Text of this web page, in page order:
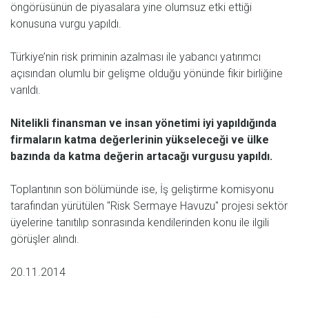
öngörüsünün de piyasalara yine olumsuz etki ettiği
konusuna vurgu yapıldı.
Türkiye’nin risk priminin azalması ile yabancı yatırımcı
açısından olumlu bir gelişme olduğu yönünde fikir birliğine
varıldı.
Nitelikli finansman ve insan yönetimi iyi yapıldığında
firmaların katma değerlerinin yükseleceği ve ülke
bazında da katma değerin artacağı vurgusu yapıldı.
Toplantının son bölümünde ise, İş geliştirme komisyonu
tarafından yürütülen "Risk Sermaye Havuzu" projesi sektör
üyelerine tanıtılıp sonrasında kendilerinden konu ile ilgili
görüşler alındı.
20.11.2014